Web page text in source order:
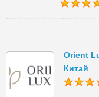
Orient
Китай